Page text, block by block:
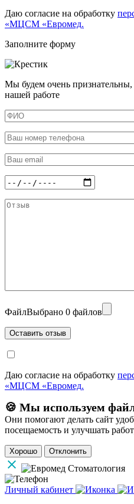
Даю согласие на обработку
«МЦСМ «Евромед.
Заполните форму
Мы будем очень
нашей работе
ФайлВыбрано 0 файлов
Даю согласие на обработку
«МЦСМ «Евромед.
🍪 Мы используем
Они помогают делать сайт
посещаемость и улучшать
Хорошо Отклонить
Личный кабинет